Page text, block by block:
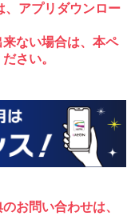
アプリダウンロー
ない場合は、本ペ
さい。
お問い合わせは、